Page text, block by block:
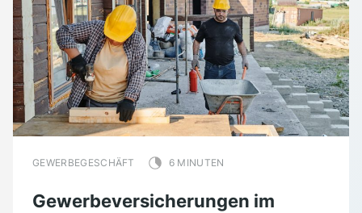
GEWERBEGESCHÄFT 6 MINUTEN
Gewerbeversicherungen im